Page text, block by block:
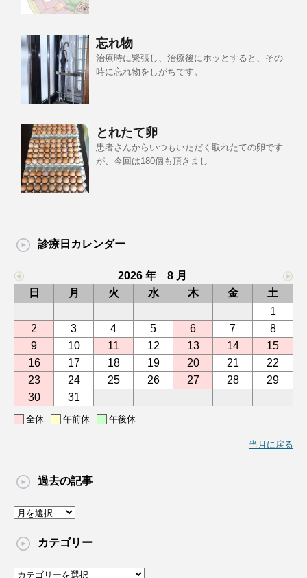
忘れ物
治療時に緊張し、治療後にホッとすると、その
時に忘れ物をしがちです。
とれたて卵
患者さんからいつもいただく取れたての卵です
が、今回は180個も頂きまし
診療日カレンダー
2026 年 8 月
日
月 火 水 木 金
土
1
2
3 4 5 6 7
8
9
10 11 12 13 14
15
16
17 18 19 20 21
22
23
24 25 26 27 28
29
30
31
全休 午前休 午後休
当月に戻る
過去の記事
過
の
事
カテゴリー
カ